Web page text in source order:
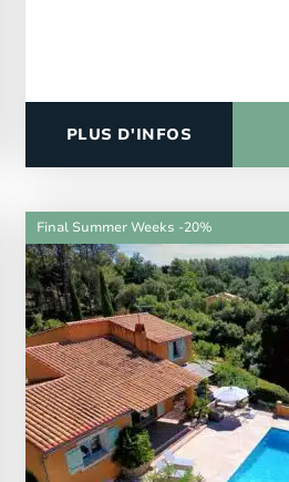
PLUS D'INFOS
Final Summer Weeks -20%